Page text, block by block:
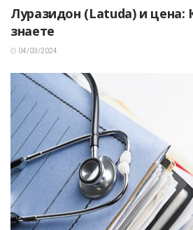
Луразидон (Latuda) и цена:
знаете
04/03/2024